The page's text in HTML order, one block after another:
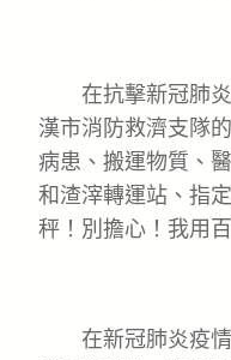
在抗擊新冠肺炎
漢市消防救濟支隊
病患、搬運物質、
和渣滓轉運站、指
秤！別擔心！我用
在新冠肺炎疫情